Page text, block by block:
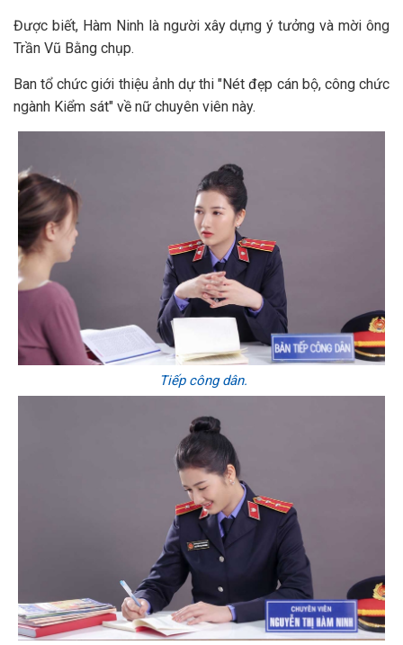
Được biết, Hàm Ninh là người xây dựng ý tưởng và mời ông
Trần Vũ Bằng chụp.
Ban tổ chức giới thiệu ảnh dự thi "Nét đẹp cán bộ, công chức
ngành Kiểm sát" về nữ chuyên viên này.
Tiếp công dân.